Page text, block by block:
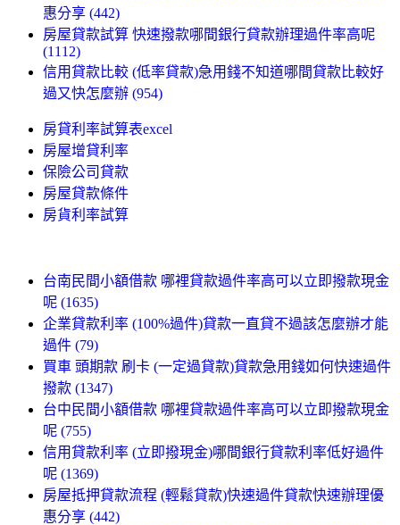
惠分享 (442)
房屋貸款試算 快速撥款哪間銀行貸款辦理過件率高呢
(1112)
信用貸款比較 (低率貸款)急用錢不知道哪間貸款比較好
過又快怎麼辦 (954)
房貸利率試算表excel
房屋增貸利率
保險公司貸款
房屋貸款條件
房貨利率試算
台南民間小額借款 哪裡貸款過件率高可以立即撥款現金
呢 (1635)
企業貸款利率 (100%過件)貸款一直貸不過該怎麼辦才能
過件 (79)
買車 頭期款 刷卡 (一定過貸款)貸款急用錢如何快速過件
撥款 (1347)
台中民間小額借款 哪裡貸款過件率高可以立即撥款現金
呢 (755)
信用貸款利率 (立即撥現金)哪間銀行貸款利率低好過件
呢 (1369)
房屋抵押貸款流程 (輕鬆貸款)快速過件貸款快速辦理優
惠分享 (442)